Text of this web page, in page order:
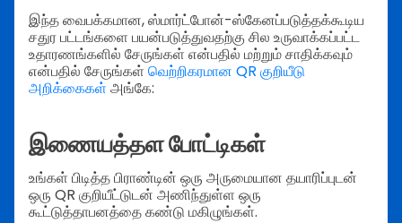
இந்த வைபக்கமான, ஸ்மார்ட்போன்-ஸ்கேனப்படுத்தக்கூடிய
சதுர பட்டங்களை பயன்படுத்துவதற்கு சில உருவாக்கப்பட்ட
உதாரணங்களில் சேருங்கள் என்பதில் மற்றும் சாதிக்கவும்
என்பதில் சேருங்கள் வெற்றிகரமான QR குறியீடு
அறிக்கைகள் அங்கே:
இணையத்தள போட்டிகள்
உங்கள் பிடித்த பிராண்டின் ஒரு அருமையான தயாரிப்புடன்
ஒரு QR குறியீட்டுடன் அணிந்துள்ள ஒரு
கூட்டுத்தாபனத்தை கண்டு மகிழுங்கள்.